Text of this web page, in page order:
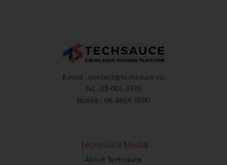
E-mail : contact@techsauce.co
Tel : 02-001-5375
Mobile : 06-4658-9500
Techsauce Media
About Techsauce